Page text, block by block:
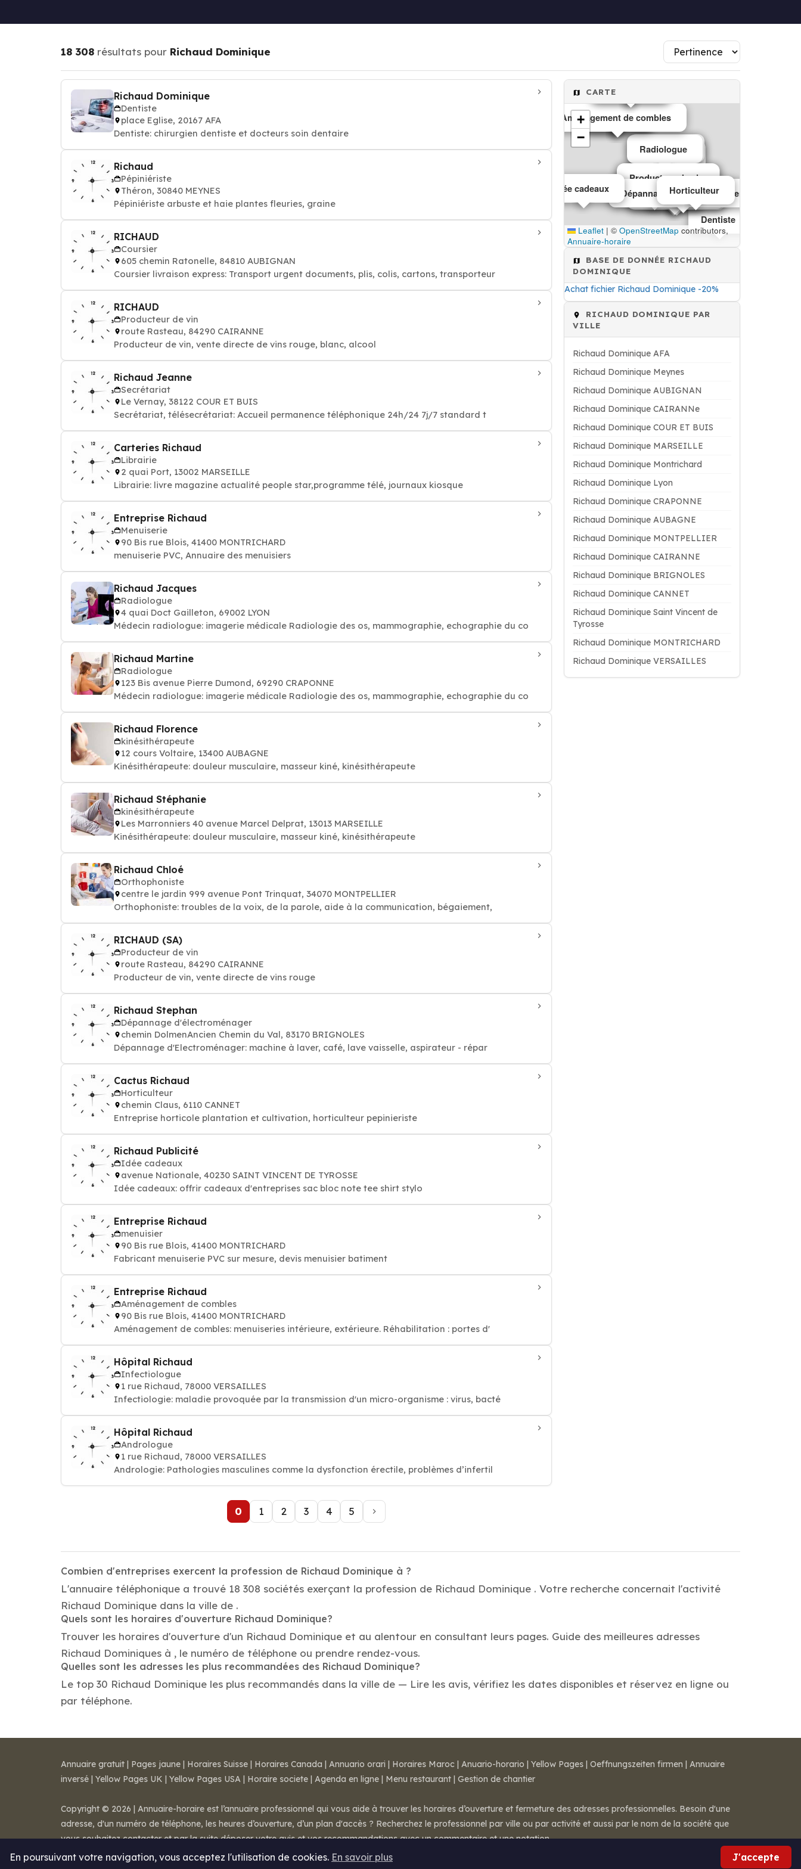
18 308 résultats pour Richaud Dominique
Richaud Dominique
Dentiste
place Eglise, 20167 AFA
Dentiste: chirurgien dentiste et docteurs soin dentaire
Richaud
Pépiniériste
Théron, 30840 MEYNES
Pépiniériste arbuste et haie plantes fleuries, graine
RICHAUD
Coursier
605 chemin Ratonelle, 84810 AUBIGNAN
Coursier livraison express: Transport urgent documents, plis, colis, cartons, transporteur
RICHAUD
Producteur de vin
route Rasteau, 84290 CAIRANNE
Producteur de vin, vente directe de vins rouge, blanc, alcool
Richaud Jeanne
Secrétariat
Le Vernay, 38122 COUR ET BUIS
Secrétariat, télésecrétariat: Accueil permanence téléphonique 24h/24 7j/7 standard t
Carteries Richaud
Librairie
2 quai Port, 13002 MARSEILLE
Librairie: livre magazine actualité people star,programme télé, journaux kiosque
Entreprise Richaud
Menuiserie
90 Bis rue Blois, 41400 MONTRICHARD
menuiserie PVC, Annuaire des menuisiers
Richaud Jacques
Radiologue
4 quai Doct Gailleton, 69002 LYON
Médecin radiologue: imagerie médicale Radiologie des os, mammographie, echographie du co
Richaud Martine
Radiologue
123 Bis avenue Pierre Dumond, 69290 CRAPONNE
Médecin radiologue: imagerie médicale Radiologie des os, mammographie, echographie du co
Richaud Florence
kinésithérapeute
12 cours Voltaire, 13400 AUBAGNE
Kinésithérapeute: douleur musculaire, masseur kiné, kinésithérapeute
Richaud Stéphanie
kinésithérapeute
Les Marronniers 40 avenue Marcel Delprat, 13013 MARSEILLE
Kinésithérapeute: douleur musculaire, masseur kiné, kinésithérapeute
Richaud Chloé
Orthophoniste
centre le jardin 999 avenue Pont Trinquat, 34070 MONTPELLIER
Orthophoniste: troubles de la voix, de la parole, aide à la communication, bégaiement,
RICHAUD (SA)
Producteur de vin
route Rasteau, 84290 CAIRANNE
Producteur de vin, vente directe de vins rouge
Richaud Stephan
Dépannage d'électroménager
chemin DolmenAncien Chemin du Val, 83170 BRIGNOLES
Dépannage d'Electroménager: machine à laver, café, lave vaisselle, aspirateur - répar
Cactus Richaud
Horticulteur
chemin Claus, 6110 CANNET
Entreprise horticole plantation et cultivation, horticulteur pepinieriste
Richaud Publicité
Idée cadeaux
avenue Nationale, 40230 SAINT VINCENT DE TYROSSE
Idée cadeaux: offrir cadeaux d'entreprises sac bloc note tee shirt stylo
Entreprise Richaud
menuisier
90 Bis rue Blois, 41400 MONTRICHARD
Fabricant menuiserie PVC sur mesure, devis menuisier batiment
Entreprise Richaud
Aménagement de combles
90 Bis rue Blois, 41400 MONTRICHARD
Aménagement de combles: menuiseries intérieure, extérieure. Réhabilitation : portes d'
Hôpital Richaud
Infectiologue
1 rue Richaud, 78000 VERSAILLES
Infectiologie: maladie provoquée par la transmission d'un micro-organisme : virus, bacté
Hôpital Richaud
Andrologue
1 rue Richaud, 78000 VERSAILLES
Andrologie: Pathologies masculines comme la dysfonction érectile, problèmes d’infertil
0 1 2 3 4 5
CARTE
Dentiste
Pépiniériste
Coursier
Producteur de vin
Secrétariat
Librairie
Menuiserie
Radiologue
Radiologue
kinésithérapeute
kinésithérapeute
Orthophoniste
Producteur de vin
Dépannage d'électroménager
Horticulteur
Idée cadeaux
menuisier
Aménagement de combles
Infectiologue
Andrologue
+
−
Leaflet | © OpenStreetMap contributors,
Annuaire-horaire
BASE DE DONNÉE RICHAUD
DOMINIQUE
Achat fichier Richaud Dominique -20%
RICHAUD DOMINIQUE PAR
VILLE
Richaud Dominique AFA
Richaud Dominique Meynes
Richaud Dominique AUBIGNAN
Richaud Dominique CAIRANNe
Richaud Dominique COUR ET BUIS
Richaud Dominique MARSEILLE
Richaud Dominique Montrichard
Richaud Dominique Lyon
Richaud Dominique CRAPONNE
Richaud Dominique AUBAGNE
Richaud Dominique MONTPELLIER
Richaud Dominique CAIRANNE
Richaud Dominique BRIGNOLES
Richaud Dominique CANNET
Richaud Dominique Saint Vincent de
Tyrosse
Richaud Dominique MONTRICHARD
Richaud Dominique VERSAILLES
Combien d'entreprises exercent la profession de Richaud Dominique à ?
L'annuaire téléphonique a trouvé 18 308 sociétés exerçant la profession de Richaud Dominique . Votre recherche concernait l'activité
Richaud Dominique dans la ville de .
Quels sont les horaires d'ouverture Richaud Dominique?
Trouver les horaires d'ouverture d'un Richaud Dominique et au alentour en consultant leurs pages. Guide des meilleures adresses
Richaud Dominiques à , le numéro de téléphone ou prendre rendez-vous.
Quelles sont les adresses les plus recommandées des Richaud Dominique?
Le top 30 Richaud Dominique les plus recommandés dans la ville de — Lire les avis, vérifiez les dates disponibles et réservez en ligne ou
par téléphone.
En poursuivant votre navigation, vous acceptez l'utilisation de cookies. En savoir plus J'accepte
Annuaire gratuit | Pages jaune | Horaires Suisse | Horaires Canada | Annuario orari | Horaires Maroc | Anuario-horario | Yellow Pages | Oeffnungszeiten firmen | Annuaire
inversé | Yellow Pages UK | Yellow Pages USA | Horaire societe | Agenda en ligne | Menu restaurant | Gestion de chantier
Copyright © 2026 | Annuaire-horaire est l’annuaire professionnel qui vous aide à trouver les horaires d’ouverture et fermeture des adresses professionnelles. Besoin d'une
adresse, d'un numéro de téléphone, les heures d’ouverture, d’un plan d'accès ? Recherchez le professionnel par ville ou par activité et aussi par le nom de la société que
vous souhaitez contacter et par la suite déposer votre avis et vos recommandations avec un commentaire et une notation.
Mentions légales-Conditions de ventes- Contact